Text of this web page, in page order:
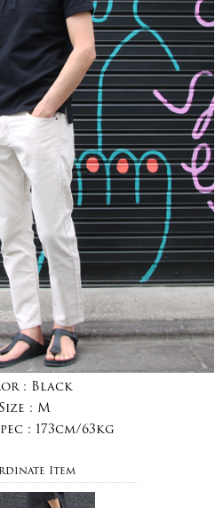
: Black
Size : M
: 173cm/63kg
Item